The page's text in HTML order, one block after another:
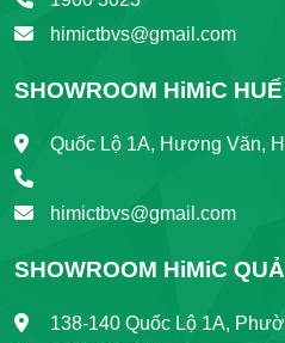
himictbvs@gmail.com
SHOWROOM HiMiC HUẾ
Quốc Lộ 1A, Hương Văn,
himictbvs@gmail.com
SHOWROOM HiMiC
138-140 Quốc Lộ 1A,